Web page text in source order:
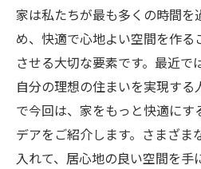
家は私たちが最も多くの時間を
め、快適で心地よい空間を作
させる大切な要素です。最近で
自分の理想の住まいを実現する
で今回は、家をもっと快適にす
デアをご紹介します。さまざま
入れて、居心地の良い空間を手